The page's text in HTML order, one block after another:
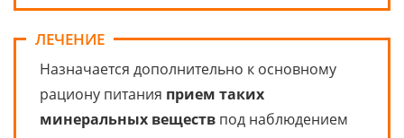
ЛЕЧЕНИЕ
Назначается дополнительно к основному
рациону питания прием таких
минеральных веществ под наблюдением